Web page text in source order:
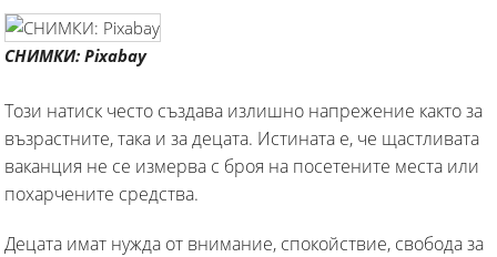
СНИМКИ: Pixabay
Този натиск често създава излишно напрежение както за
възрастните, така и за децата. Истината е, че щастливата
ваканция не се измерва с броя на посетените места или
похарчените средства.
Децата имат нужда от внимание, спокойствие, свобода за